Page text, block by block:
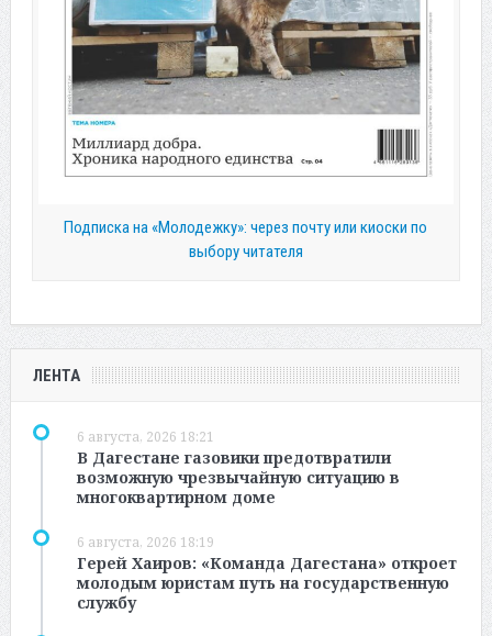
Подписка на «Молодежку»: через почту или киоски по
выбору читателя
ЛЕНТА
6 августа, 2026 18:21
В Дагестане газовики предотвратили
возможную чрезвычайную ситуацию в
многоквартирном доме
6 августа, 2026 18:19
Герей Хаиров: «Команда Дагестана» откроет
молодым юристам путь на государственную
службу